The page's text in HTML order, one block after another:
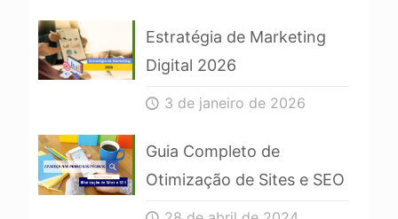
Estratégia de Marketing
Digital 2026
3 de janeiro de 2026
Guia Completo de
Otimização de Sites e SEO